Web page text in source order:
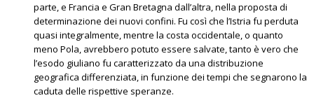
parte, e Francia e Gran Bretagna dall’altra, nella proposta di
determinazione dei nuovi confini. Fu così che l’Istria fu perduta
quasi integralmente, mentre la costa occidentale, o quanto
meno Pola, avrebbero potuto essere salvate, tanto è vero che
l’esodo giuliano fu caratterizzato da una distribuzione
geografica differenziata, in funzione dei tempi che segnarono la
caduta delle rispettive speranze.